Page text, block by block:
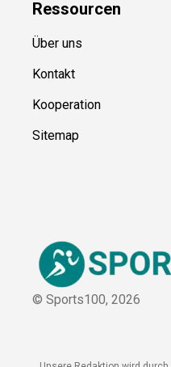
Blog
Ressource
Über uns
Kontakt